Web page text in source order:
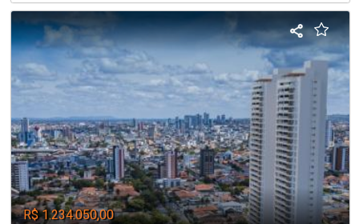
R$ 1.234.050,00